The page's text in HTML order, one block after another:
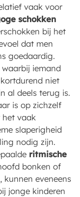
vaak voor
schokken
bij het
dat men
goedaardig.
iemand
niet
al deels terug is.
is op zichzelf
het vaak
slaperigheid
nodig zijn.
ritmische
bonken of
eveneens
jonge kinderen